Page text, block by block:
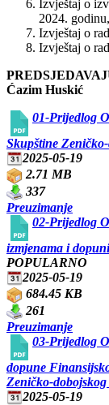
Izvještaj o
2024. godinu,
Izvještaj o
Izvještaj o
Ćazim Huskić
01-Prijedlog
Skupštine
2025-05-19
2.71 MB
337
Preuzimanje
02-Prijedlog
izmjenama i
POPULARNO
2025-05-19
684.45 KB
261
Preuzimanje
03-Prijedlog
dopune
Zeničko-
2025-05-19